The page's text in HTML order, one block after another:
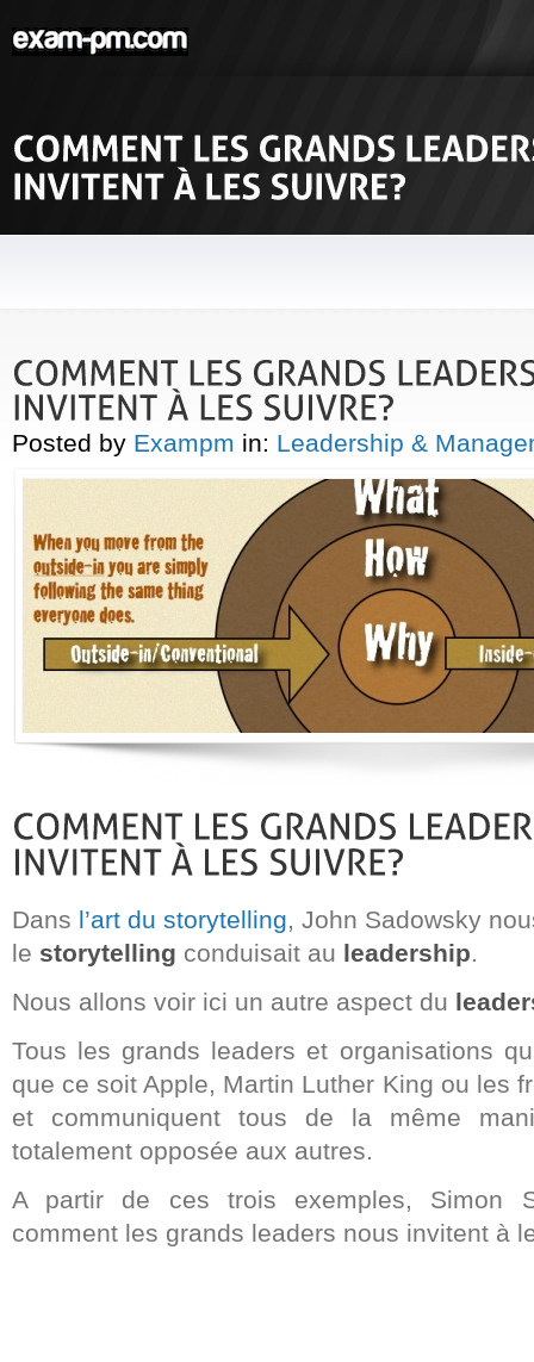
Posted by Exampm in: Leadership &
Dans l’art du storytelling, John Sadowsky
le storytelling conduisait au leadership.
Nous allons voir ici un autre aspect du
Tous les grands leaders et organisations
que ce soit Apple, Martin Luther King ou les
et communiquent tous de la même
totalement opposée aux autres.
A partir de ces trois exemples, Simon
comment les grands leaders nous invitent à